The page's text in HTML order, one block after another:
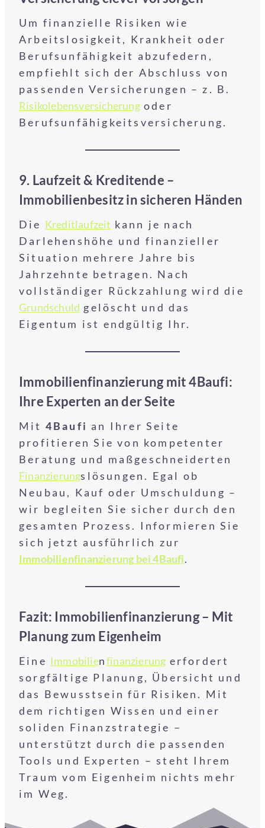
Um finanzielle Risiken wie
Arbeitslosigkeit, Krankheit oder
Berufsunfähigkeit abzufedern,
empfiehlt sich der Abschluss von
passenden Versicherungen – z. B.
Risikolebensversicherungoder
Berufsunfähigkeitsversicherung.
9. Laufzeit & Kreditende –
Immobilienbesitz in sicheren Händen
Die Kreditlaufzeit kann je nach
Darlehenshöhe und finanzieller
Situation mehrere Jahre bis
Jahrzehnte betragen. Nach
vollständiger Rückzahlung wird die
Grundschuld gelöscht und das
Eigentum ist endgültig Ihr.
Immobilienfinanzierung mit 4Baufi:
Ihre Experten an der Seite
Mit 4Baufi an Ihrer Seite
profitieren Sie von kompetenter
Beratung und maßgeschneiderten
Finanzierungslösungen. Egal ob
Neubau, Kauf oder Umschuldung –
wir begleiten Sie sicher durch den
gesamten Prozess. Informieren Sie
sich jetzt ausführlich zur
Immobilienfinanzierung bei 4Baufi.
Fazit: Immobilienfinanzierung – Mit
Planung zum Eigenheim
Eine Immobilienfinanzierung erfordert
sorgfältige Planung, Übersicht und
das Bewusstsein für Risiken. Mit
dem richtigen Wissen und einer
soliden Finanzstrategie –
unterstützt durch die passenden
Tools und Experten – steht Ihrem
Traum vom Eigenheim nichts mehr
im Weg.